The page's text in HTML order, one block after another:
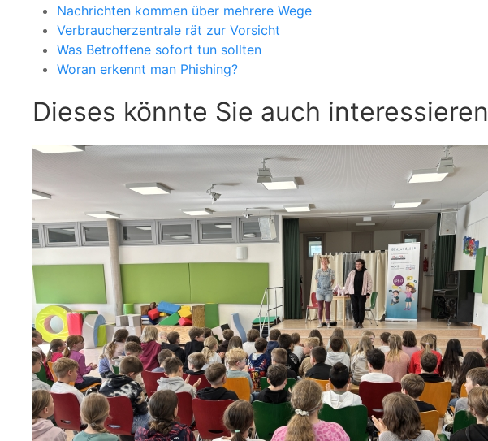
Nachrichten kommen über mehrere Wege
Verbraucherzentrale rät zur Vorsicht
Was Betroffene sofort tun sollten
Woran erkennt man Phishing?
Dieses könnte Sie auch interessieren